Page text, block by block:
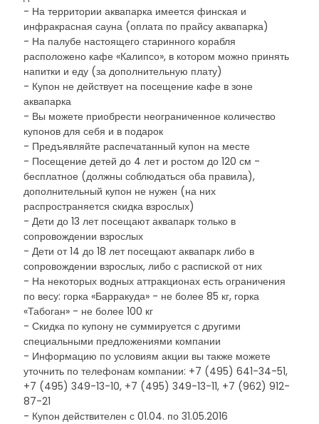
- На территории аквапарка имеется финская и
инфракрасная сауна (оплата по прайсу аквапарка)
- На палубе настоящего старинного корабля
расположено кафе «Калипсо», в котором можно принять
напитки и еду (за дополнительную плату)
- Купон не действует на посещение кафе в зоне
аквапарка
- Вы можете приобрести неограниченное количество
купонов для себя и в подарок
- Предъявляйте распечатанный купон на месте
- Посещение детей до 4 лет и ростом до 120 см -
бесплатное (должны соблюдаться оба правила),
дополнительный купон не нужен (на них
распространяется скидка взрослых)
- Дети до 13 лет посещают аквапарк только в
сопровождении взрослых
- Дети от 14 до 18 лет посещают аквапарк либо в
сопровождении взрослых, либо с распиской от них
- На некоторых водных аттракционах есть ограничения
по весу: горка «Барракуда» - не более 85 кг, горка
«Табоган» - не более 100 кг
- Скидка по купону не суммируется с другими
специальными предложениями компании
- Информацию по условиям акции вы также можете
уточнить по телефонам компании: +7 (495) 641-34-51,
+7 (495) 349-13-10, +7 (495) 349-13-11, +7 (962) 912-
87-21
- Купон действителен с 01.04. по 31.05.2016